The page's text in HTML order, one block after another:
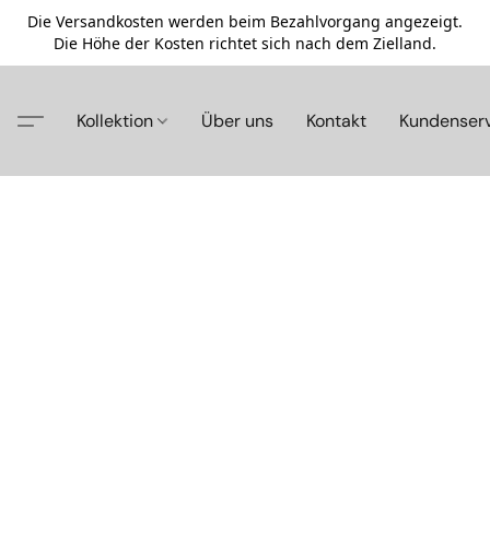
Die Versandkosten werden beim Bezahlvorgang angezeigt.
Die Höhe der Kosten richtet sich nach dem Zielland.
Kollektion Über uns Kontakt